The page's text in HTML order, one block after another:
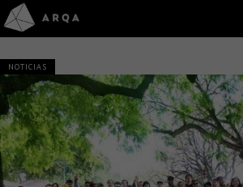
NOTICIAS